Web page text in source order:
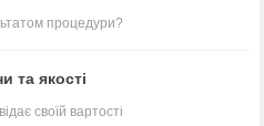
процедури?
та якості
своїй вартості